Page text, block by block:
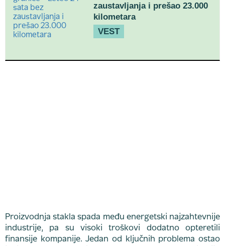
zaustavljanja i prešao 23.000
kilometara
VEST
Proizvodnja stakla spada među energetski najzahtevnije
industrije, pa su visoki troškovi dodatno opteretili
finansije kompanije. Jedan od ključnih problema ostao